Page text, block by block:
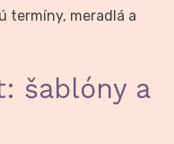
termíny, meradlá a
šablóny a